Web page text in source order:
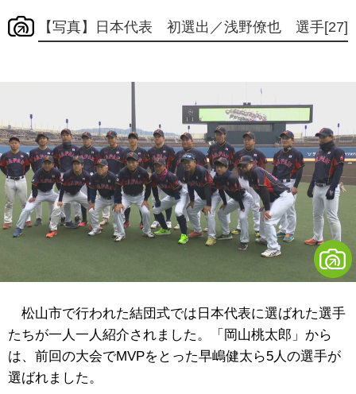
【写真】日本代表 初選出／浅野僚也 選手[27]
松山市で行われた結団式では日本代表に選ばれた選手
たちが一人一人紹介されました。「岡山桃太郎」から
は、前回の大会でMVPをとった早嶋健太ら5人の選手が
選ばれました。